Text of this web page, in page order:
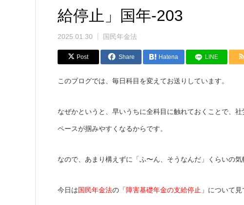
給停止」国年-203
2025.01.30 国民年金法
Post Share Hatena LINE
このブログでは、毎日科目を変えてお送りしています。
なぜかというと、早いうちに全科目に触れておくことで、
ペースが掴みやすくなるからです。
なので、あまり構えずに「ふ〜ん、そうなんだ」くらいの気
今日は国民年金法の「障害基礎年金の支給停止 」について